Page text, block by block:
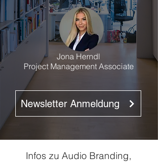
Jona Herndl
Project Management Associate
Newsletter Anmeldung
Infos zu Audio Branding,